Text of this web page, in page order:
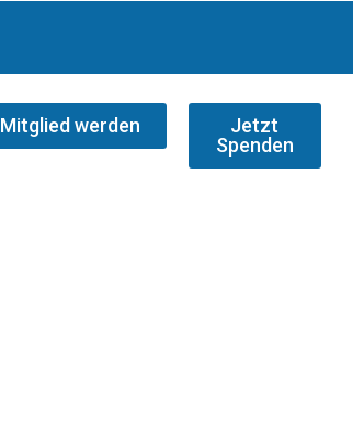
Mitglied werden
Jetzt
Spenden